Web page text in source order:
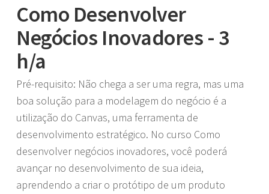
Como Desenvolver
Negócios Inovadores - 3
h/a
Pré-requisito: Não chega a ser uma regra, mas uma
boa solução para a modelagem do negócio é a
utilização do Canvas, uma ferramenta de
desenvolvimento estratégico. No curso Como
desenvolver negócios inovadores, você poderá
avançar no desenvolvimento de sua ideia,
aprendendo a criar o protótipo de um produto